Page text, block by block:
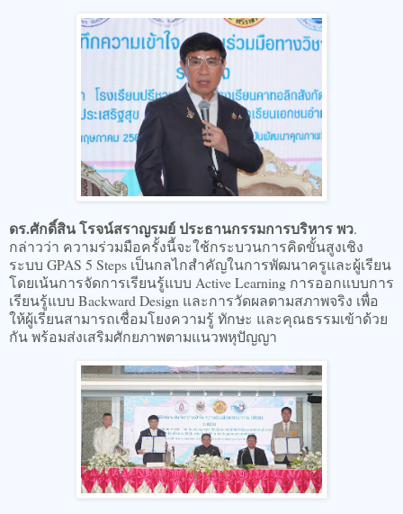
ดร.ศักดิ์สิน โรจน์สราญรมย์ ประธานกรรมการบริหาร พว.
กล่าวว่า ความร่วมมือครั้งนี้จะใช้กระบวนการคิดขั้นสูงเชิง
ระบบ GPAS 5 Steps เป็นกลไกสำคัญในการพัฒนาครูและผู้เรียน
โดยเน้นการจัดการเรียนรู้แบบ Active Learning การออกแบบการ
เรียนรู้แบบ Backward Design และการวัดผลตามสภาพจริง เพื่อ
ให้ผู้เรียนสามารถเชื่อมโยงความรู้ ทักษะ และคุณธรรมเข้าด้วย
กัน พร้อมส่งเสริมศักยภาพตามแนวพหุปัญญา